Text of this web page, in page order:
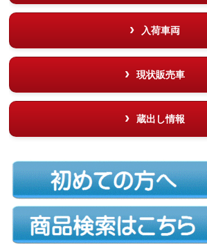
入荷車両
現状販売車
蔵出し情報